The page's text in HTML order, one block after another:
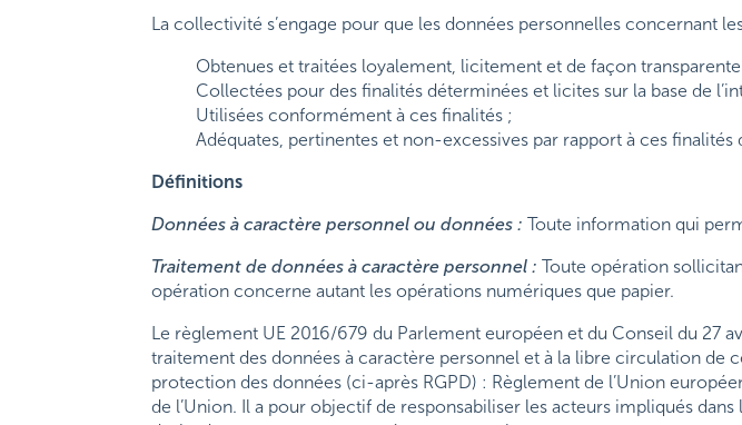
La collectivité s’engage pour que les données personnelles concernant
Obtenues et traitées loyalement, licitement et de façon
Collectées pour des finalités déterminées et licites sur la base de
Utilisées conformément à ces finalités ;
Adéquates, pertinentes et non-excessives par rapport à ces
Définitions
Données à caractère personnel ou données : Toute information qui
Traitement de données à caractère personnel : Toute opération
opération concerne autant les opérations numériques que papier.
Le règlement UE 2016/679 du Parlement européen et du Conseil du 27
traitement des données à caractère personnel et à la libre circulation
protection des données (ci-après RGPD) : Règlement de l’Union
de l’Union. Il a pour objectif de responsabiliser les acteurs impliqués